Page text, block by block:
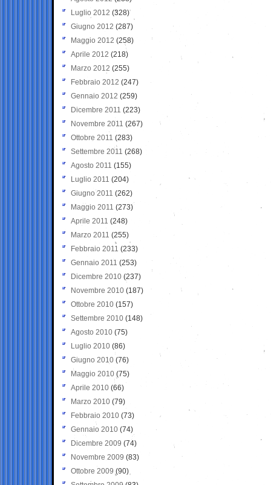
Luglio 2012 (328)
Giugno 2012 (287)
Maggio 2012 (258)
Aprile 2012 (218)
Marzo 2012 (255)
Febbraio 2012 (247)
Gennaio 2012 (259)
Dicembre 2011 (223)
Novembre 2011 (267)
Ottobre 2011 (283)
Settembre 2011 (268)
Agosto 2011 (155)
Luglio 2011 (204)
Giugno 2011 (262)
Maggio 2011 (273)
Aprile 2011 (248)
Marzo 2011 (255)
Febbraio 2011 (233)
Gennaio 2011 (253)
Dicembre 2010 (237)
Novembre 2010 (187)
Ottobre 2010 (157)
Settembre 2010 (148)
Agosto 2010 (75)
Luglio 2010 (86)
Giugno 2010 (76)
Maggio 2010 (75)
Aprile 2010 (66)
Marzo 2010 (79)
Febbraio 2010 (73)
Gennaio 2010 (74)
Dicembre 2009 (74)
Novembre 2009 (83)
Ottobre 2009 (90)